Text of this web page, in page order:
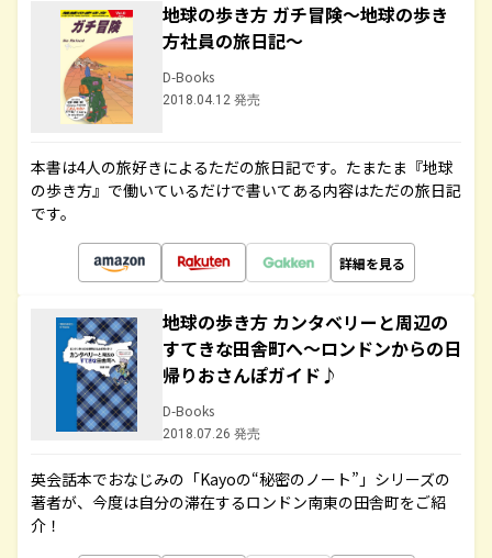
地球の歩き方 ガチ冒険～地球の歩き
方社員の旅日記～
D-Books
2018.04.12 発売
本書は4人の旅好きによるただの旅日記です。たまたま『地球
の歩き方』で働いているだけで書いてある内容はただの旅日記
です。
詳細を見る
地球の歩き方 カンタベリーと周辺の
すてきな田舎町へ～ロンドンからの日
帰りおさんぽガイド♪
D-Books
2018.07.26 発売
英会話本でおなじみの「Kayoの“秘密のノート”」シリーズの
著者が、今度は自分の滞在するロンドン南東の田舎町をご紹
介！